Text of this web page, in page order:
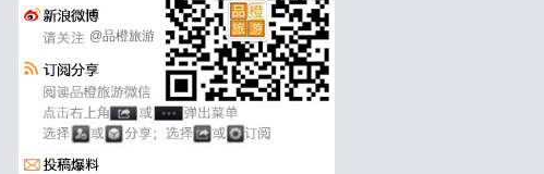
@品橙旅游